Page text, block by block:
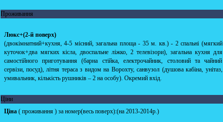
Проживання
Люкс+(2-й поверх)
(двокімнатний+кухня, 4-5 місний, загальна площа - 35 м. кв.) - 2 спальні (мягкий
куточок+два мягких кісла, двоспальне ліжко, 2 телевізори), загальна кухня для
самостійного приготування (барна стійка, електрочайник, столовий та чайний
сервізи, посуд), літня тераса з видом на Ворохту, санвузол (душова кабіна, унітаз,
умивальник, кількість рушників – 2 на особу). Окремий вхід.
Ціни
Ціна( проживання ) за номер(весь поверх):(на 2013-2014р.)